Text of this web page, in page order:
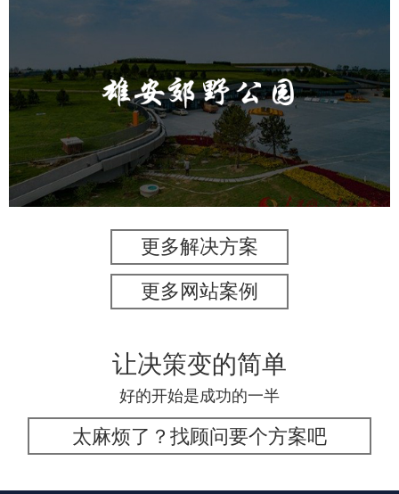
公园 AI人工智能 智慧公园
智能照明系统
智能垃圾桶
更多解决方案
更多网站案例
让决策变的简单
好的开始是成功的一半
太麻烦了？找顾问要个方案吧